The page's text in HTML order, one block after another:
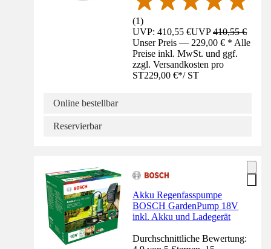
(1)
UVP: 410,55 €UVP410,55 €
Unser Preis — 229,00 € * Alle
Preise inkl. MwSt. und ggf.
zzgl. Versandkosten pro
ST229,00 €*/ ST
Online bestellbar
Reservierbar
Akku Regenfasspumpe
BOSCH GardenPump 18V
inkl. Akku und Ladegerät
Durchschnittliche Bewertung: